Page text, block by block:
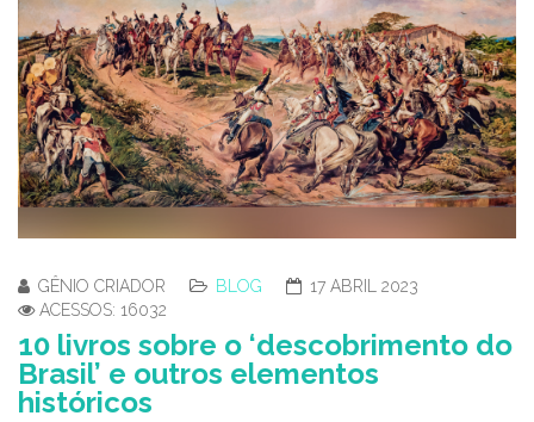
GÊNIO CRIADOR BLOG
17 ABRIL 2023
ACESSOS: 16032
10 livros sobre o ‘descobrimento do
Brasil’ e outros elementos
históricos